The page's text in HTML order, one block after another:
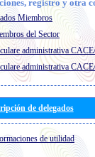
registro y otra
Miembros
del Sector
administrativa
administrativa
de delegados
de utilidad